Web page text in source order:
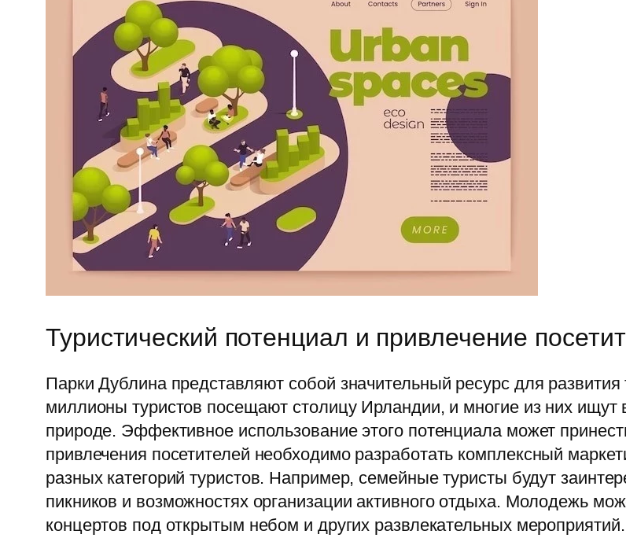
Туристический потенциал и привлечение
Парки Дублина представляют собой значительный ресурс для развития
миллионы туристов посещают столицу Ирландии, и многие из них ищут
природе. Эффективное использование этого потенциала может
привлечения посетителей необходимо разработать комплексный
разных категорий туристов. Например, семейные туристы будут
пикников и возможностях организации активного отдыха. Молодежь
концертов под открытым небом и других развлекательных